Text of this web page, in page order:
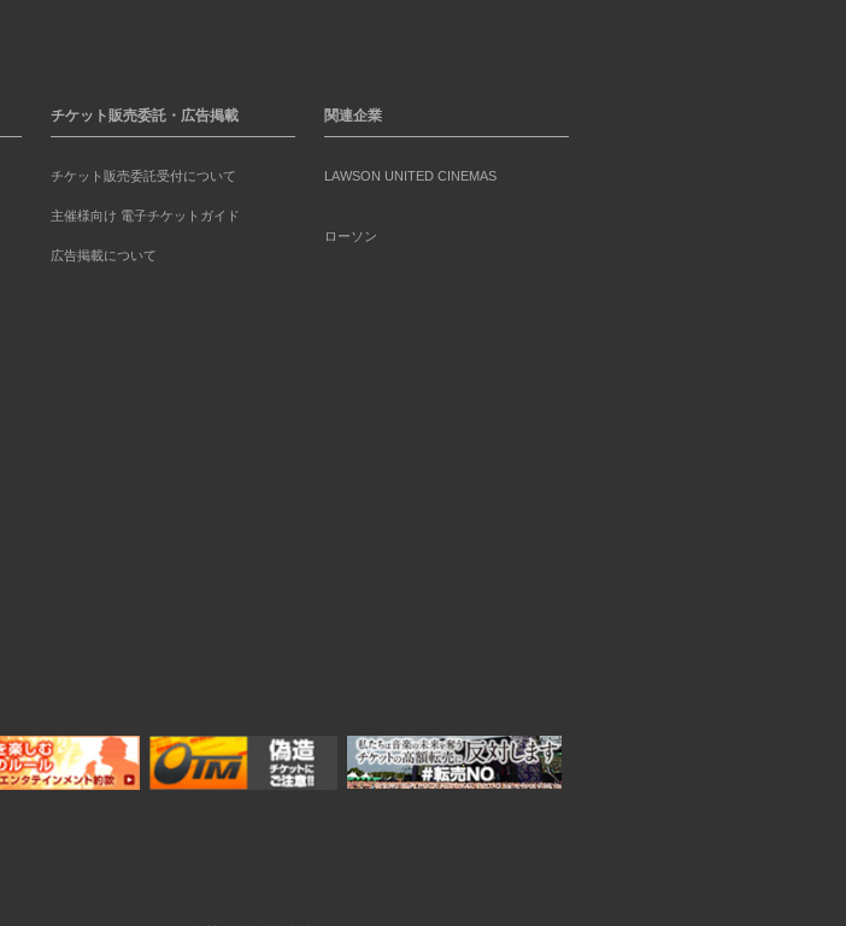
チケット販売委託・広告掲載
チケット販売委託受付について
主催様向け 電子チケットガイド
広告掲載について
関連企業
LAWSON UNITED CINEMAS
ローソン